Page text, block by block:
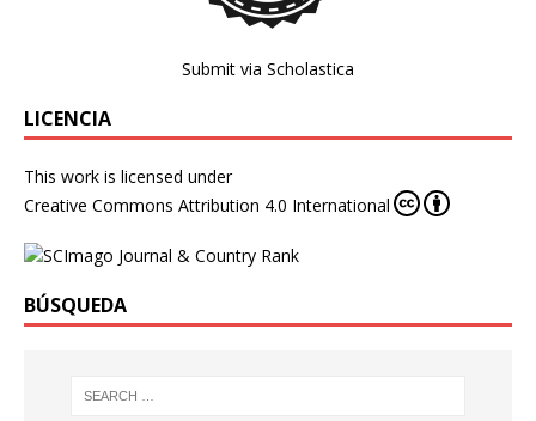
Submit via Scholastica
LICENCIA
This work is licensed under
Creative Commons Attribution 4.0 International
BÚSQUEDA